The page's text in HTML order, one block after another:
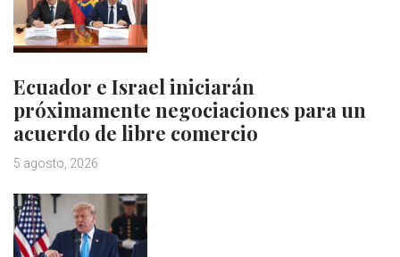
Ecuador e Israel iniciarán
próximamente negociaciones para un
acuerdo de libre comercio
5 agosto, 2026